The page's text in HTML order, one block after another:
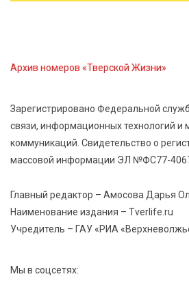
«Эстафету чемпионов» провели на
8 Авг 2026 07:58 500
В Нелидово открылся бассейн
Архив номеров «Тверской Жизни»
Зарегистрировано Федеральной
связи, информационных технологий и
коммуникаций. Свидетельство о
массовой информации ЭЛ №ФС77-
Главный редактор – Амосова Дарья
Наименование издания – Tverlife.ru
Учредитель – ГАУ «РИА
Мы в соцсетях: